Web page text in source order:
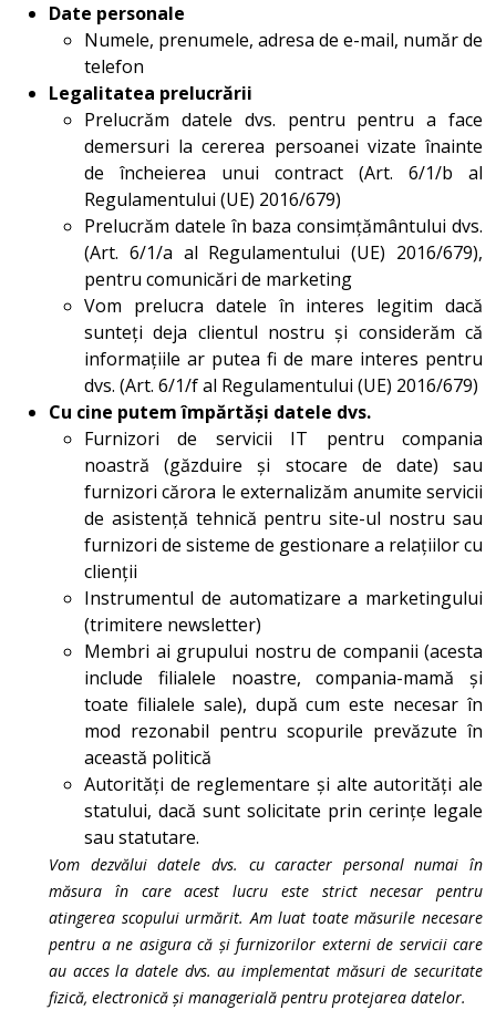
Date personale
Numele, prenumele, adresa de e-mail, număr de
telefon
Legalitatea prelucrării
Prelucrăm datele dvs. pentru pentru a face
demersuri la cererea persoanei vizate înainte
de încheierea unui contract (Art. 6/1/b al
Regulamentului (UE) 2016/679)
Prelucrăm datele în baza consimțământului dvs.
(Art. 6/1/a al Regulamentului (UE) 2016/679),
pentru comunicări de marketing
Vom prelucra datele în interes legitim dacă
sunteți deja clientul nostru și considerăm că
informațiile ar putea fi de mare interes pentru
dvs. (Art. 6/1/f al Regulamentului (UE) 2016/679)
Cu cine putem împărtăși datele dvs.
Furnizori de servicii IT pentru compania
noastră (găzduire și stocare de date) sau
furnizori cărora le externalizăm anumite servicii
de asistență tehnică pentru site-ul nostru sau
furnizori de sisteme de gestionare a relațiilor cu
clienții
Instrumentul de automatizare a marketingului
(trimitere newsletter)
Membri ai grupului nostru de companii (acesta
include filialele noastre, compania-mamă și
toate filialele sale), după cum este necesar în
mod rezonabil pentru scopurile prevăzute în
această politică
Autorități de reglementare și alte autorități ale
statului, dacă sunt solicitate prin cerințe legale
sau statutare.
Vom dezvălui datele dvs. cu caracter personal numai în
măsura în care acest lucru este strict necesar pentru
atingerea scopului urmărit. Am luat toate măsurile necesare
pentru a ne asigura că și furnizorilor externi de servicii care
au acces la datele dvs. au implementat măsuri de securitate
fizică, electronică și managerială pentru protejarea datelor.